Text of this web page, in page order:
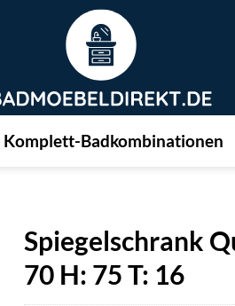
Komplett-Badkombinationen
Spiegelschrank
70 H: 75 T: 16